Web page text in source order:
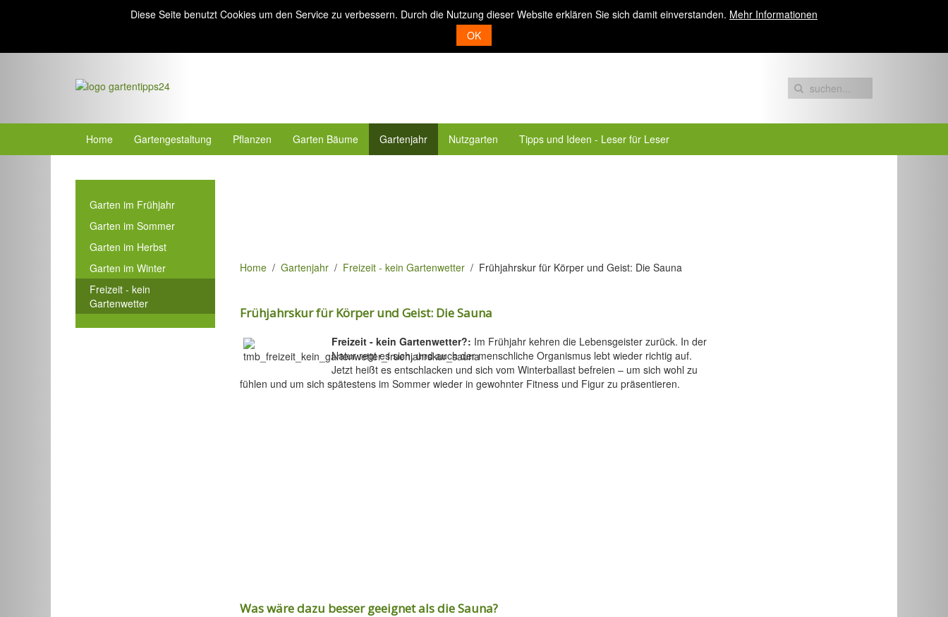
Diese Seite benutzt Cookies um den Service zu verbessern. Durch die Nutzung dieser Website erklären Sie sich damit einverstanden. Mehr Informationen
OK
Home Gartengestaltung Pflanzen Garten Bäume Gartenjahr Nutzgarten Tipps und Ideen - Leser für Leser
Home Gartenjahr Freizeit - kein Gartenwetter Frühjahrskur für Körper und Geist: Die Sauna
Frühjahrskur für Körper und Geist: Die Sauna
Freizeit - kein Gartenwetter?: Im Frühjahr kehren die Lebensgeister zurück. In der
Natur regt es sich, und auch der menschliche Organismus lebt wieder richtig auf.
Jetzt heißt es entschlacken und sich vom Winterballast befreien – um sich wohl zu
fühlen und um sich spätestens im Sommer wieder in gewohnter Fitness und Figur zu präsentieren.
Was wäre dazu besser geeignet als die Sauna?
Garten im Frühjahr
Garten im Sommer
Garten im Herbst
Garten im Winter
Freizeit - kein
Gartenwetter